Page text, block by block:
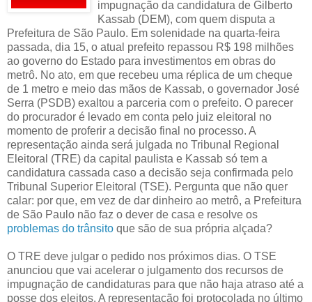
impugnação da candidatura de Gilberto
Kassab (DEM), com quem disputa a
Prefeitura de São Paulo. Em solenidade na quarta-feira
passada, dia 15, o atual prefeito repassou R$ 198 milhões
ao governo do Estado para investimentos em obras do
metrô. No ato, em que recebeu uma réplica de um cheque
de 1 metro e meio das mãos de Kassab, o governador José
Serra (PSDB) exaltou a parceria com o prefeito. O parecer
do procurador é levado em conta pelo juiz eleitoral no
momento de proferir a decisão final no processo. A
representação ainda será julgada no Tribunal Regional
Eleitoral (TRE) da capital paulista e Kassab só tem a
candidatura cassada caso a decisão seja confirmada pelo
Tribunal Superior Eleitoral (TSE). Pergunta que não quer
calar: por que, em vez de dar dinheiro ao metrô, a Prefeitura
de São Paulo não faz o dever de casa e resolve os
problemas do trânsito que são de sua própria alçada?
O TRE deve julgar o pedido nos próximos dias. O TSE
anunciou que vai acelerar o julgamento dos recursos de
impugnação de candidaturas para que não haja atraso até a
posse dos eleitos. A representação foi protocolada no último